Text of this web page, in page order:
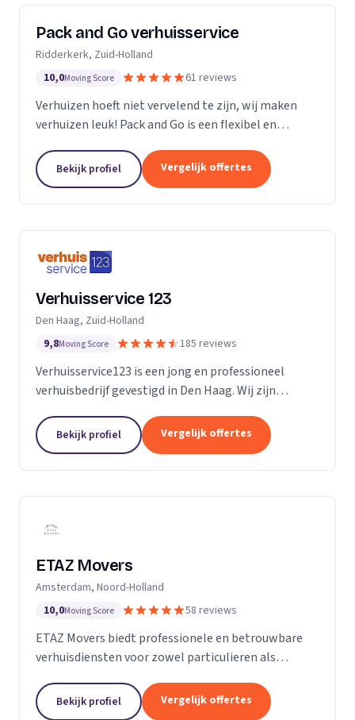
Pack and Go verhuisservice
Ridderkerk, Zuid-Holland
10,0Moving Score 61 reviews
Verhuizen hoeft niet vervelend te zijn, wij maken
verhuizen leuk! Pack and Go is een flexibel en
al uw verhuizingen. Met ons team van...
Bekijk profiel Vergelijk offertes
Verhuisservice 123
Den Haag, Zuid-Holland
9,8Moving Score 185 reviews
Verhuisservice123 is een jong en professioneel
verhuisbedrijf gevestigd in Den Haag. Wij zijn
bieden een complete en zorgeloze verhuisservice.
Met een ervaren team werken wij efficiënt,
zorgvuldig en tegen transparante uurtarieven.
Bekijk profiel Vergelijk offertes
ETAZ Movers
Amsterdam, Noord-Holland
10,0Moving Score 58 reviews
ETAZ Movers biedt professionele en betrouwbare
verhuisdiensten voor zowel particulieren als
persoonlijke aanpak, zodat elke verhuizing efficiënt
en zonder stress verloopt. Ons team werkt
Bekijk profiel Vergelijk offertes